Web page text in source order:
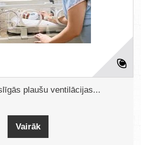
plaušu ventilācijas...
Vairāk